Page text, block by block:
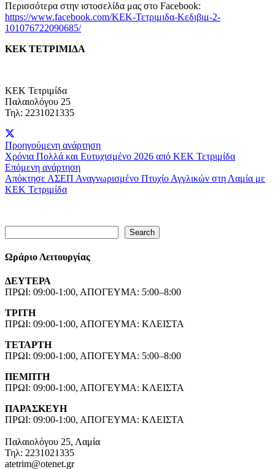
Περισσότερα στην ιστοσελίδα μας στο Facebook:
https://www.facebook.com/ΚΕΚ-Τετριμιδα-Κεδιβιμ-2-
101076722090685/
ΚΕΚ ΤΕΤΡΙΜΙΔΑ
ΚΕΚ Τετριμίδα
Παλαιολόγου 25
Τηλ: 2231021335
Προηγούμενη ανάρτηση
Χρόνια Πολλά και Ευτυχισμένο 2026 από ΚΕΚ Τετριμίδα
Επόμενη ανάρτηση
Απόκτησε ΑΣΕΠ Αναγνωρισμένο Πτυχίο Αγγλικών στη Λαμία με
ΚΕΚ Τετριμίδα
Search
Ωράριο Λειτουργίας
ΔΕΥΤΕΡΑ
ΠΡΩΙ: 09:00-1:00, ΑΠΟΓΕΥΜΑ: 5:00–8:00
ΤΡΙΤΗ
ΠΡΩΙ: 09:00-1:00, ΑΠΟΓΕΥΜΑ: ΚΛΕΙΣΤΑ
ΤΕΤΑΡΤΗ
ΠΡΩΙ: 09:00-1:00, ΑΠΟΓΕΥΜΑ: 5:00–8:00
ΠΕΜΠΤΗ
ΠΡΩΙ: 09:00-1:00, ΑΠΟΓΕΥΜΑ: ΚΛΕΙΣΤΑ
ΠΑΡΑΣΚΕΥΗ
ΠΡΩΙ: 09:00-1:00, ΑΠΟΓΕΥΜΑ: ΚΛΕΙΣΤΑ
Παλαιολόγου 25, Λαμία
Τηλ: 2231021335
atetrim@otenet.gr